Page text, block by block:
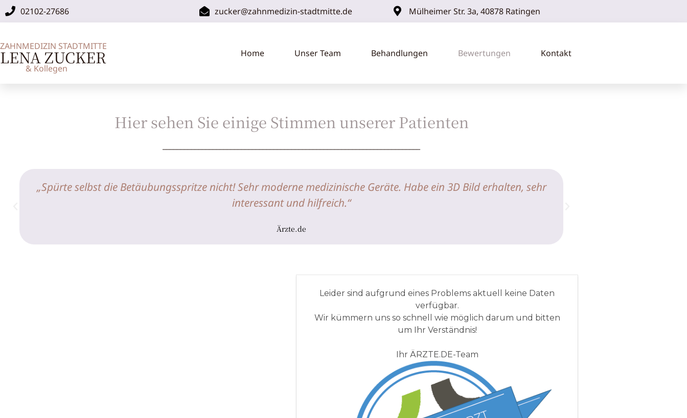
02102-27686 zucker@zahnmedizin-stadtmitte.de Mülheimer Str. 3a, 40878 Ratingen
ZAHNMEDIZIN STADTMITTE
LENA ZUCKER
& Kollegen
Home Unser Team Behandlungen Bewertungen Kontakt
Hier sehen Sie einige Stimmen unserer Patienten
„Spürte selbst die Betäubungsspritze nicht! Sehr moderne medizinische Geräte. Habe ein 3D Bild erhalten, sehr
interessant und hilfreich.“
Ärzte.de
Leider sind aufgrund eines Problems aktuell keine Daten
verfügbar.
Wir kümmern uns so schnell wie möglich darum und bitten
um Ihr Verständnis!
Ihr ÄRZTE.DE-Team